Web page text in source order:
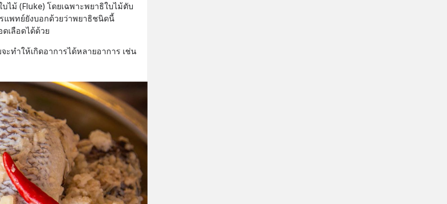
ม้ (Fluke) โดยเฉพาะพยาธิใบไม้ตับ
พทย์ยังบอกด้วยว่าพยาธิชนิดนี้
เลือดได้ด้วย
ะทำให้เกิดอาการได้หลายอาการ เช่น